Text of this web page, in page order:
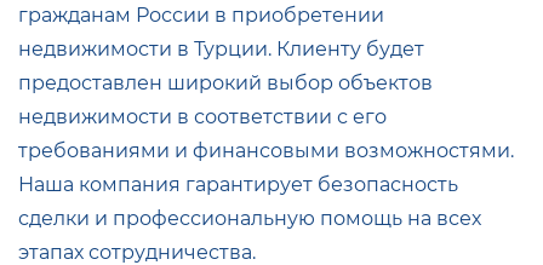
гражданам России в приобретении
недвижимости в Турции. Клиенту будет
предоставлен широкий выбор объектов
недвижимости в соответствии с его
требованиями и финансовыми возможностями.
Наша компания гарантирует безопасность
сделки и профессиональную помощь на всех
этапах сотрудничества.